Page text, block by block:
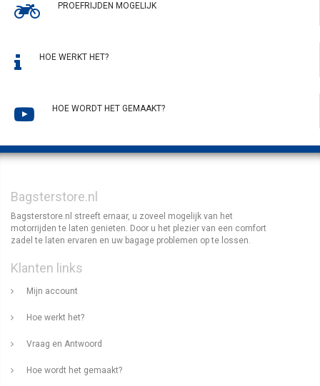
PROEFRIJDEN MOGELIJK
HOE WERKT HET?
HOE WORDT HET GEMAAKT?
Bagsterstore.nl
Bagsterstore.nl streeft ernaar, u zoveel mogelijk van het
motorrijden te laten genieten. Door u het plezier van een comfort
zadel te laten ervaren en uw bagage problemen op te lossen.
Klanten links
Mijn account
Hoe werkt het?
Vraag en Antwoord
Hoe wordt het gemaakt?